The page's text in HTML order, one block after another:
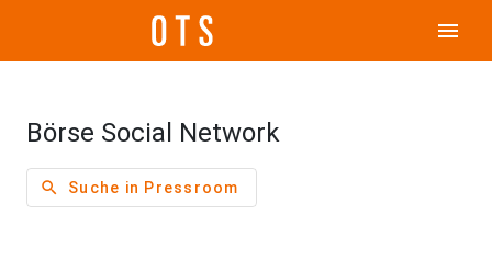
menu
Börse Social Network
search Suche in Pressroom